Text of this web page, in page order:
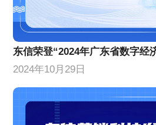
2024年10月29日